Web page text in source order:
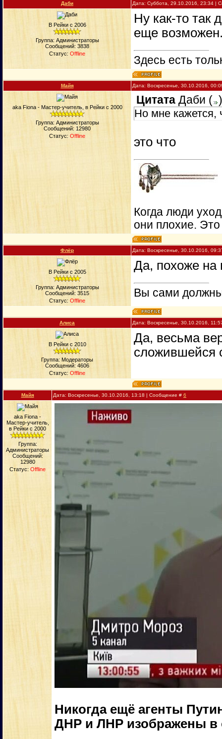
Даби Дата: Суббота, 29.10.2016, 23:34 |
В Рейки с 2006
Группа: Администраторы
Сообщений: 3838
Статус: Offline
Ну как-то так
еще
Здесь есть
Майя Дата: Воскресенье, 30.10.2016,
aka Fiona - Мастер-учитель, в Рейки с 2000
Группа: Администраторы
Сообщений: 12980
Статус: Offline
Цитата Даби ( )
Но мне кажется,
это что
Когда люди
они плохие.
Флёр Дата: Воскресенье, 30.10.2016,
В Рейки с 2005
Группа: Администраторы
Сообщений: 3515
Статус: Offline
Да, похоже на
Вы сами
Алиса Дата: Воскресенье, 30.10.2016,
В Рейки с 2010
Группа: Модераторы
Сообщений: 4606
Статус: Offline
Да, весьма
сложившейся
Майя Дата: Воскресенье, 30.10.2016, 13:18 | Сообщение # 6
aka Fiona -
Мастер-учитель,
в Рейки с 2000
Группа:
Администраторы
Сообщений:
12980
Статус: Offline
Никогда ещё агенты
ДНР и ЛНР изображены в